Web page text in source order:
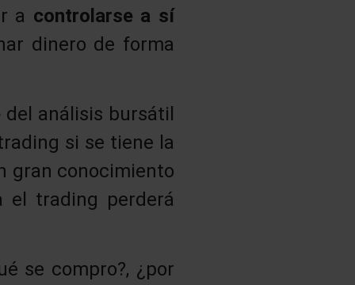
a controlarse a sí
dinero de forma
del análisis bursátil
si se tiene la
gran conocimiento
el trading perderá
se compro?, ¿por